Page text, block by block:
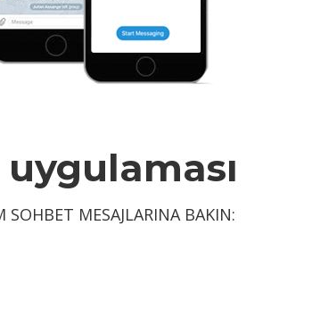
MESAJLARINA BAKIN: